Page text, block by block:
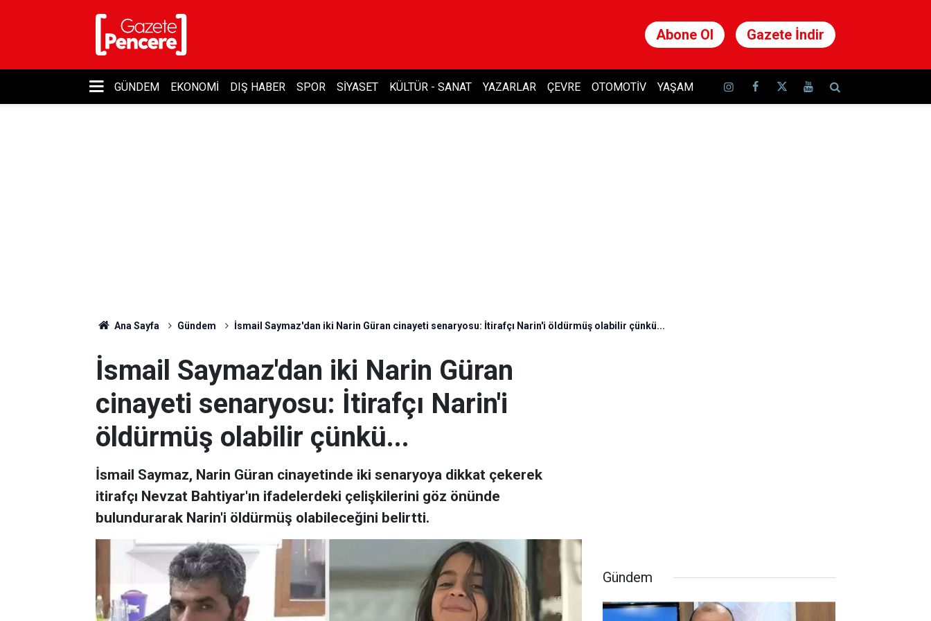
Abone Ol Gazete İndir
GÜNDEM EKONOMI DIŞ HABER SPOR SIYASET KÜLTÜR - SANAT YAZARLAR ÇEVRE OTOMOTIV YAŞAM
Ana Sayfa Gündem İsmail Saymaz'dan iki Narin Güran cinayeti senaryosu: İtirafçı Narin'i öldürmüş olabilir çünkü...
İsmail Saymaz'dan iki Narin Güran
cinayeti senaryosu: İtirafçı Narin'i
öldürmüş olabilir çünkü...
İsmail Saymaz, Narin Güran cinayetinde iki senaryoya dikkat çekerek
itirafçı Nevzat Bahtiyar'ın ifadelerdeki çelişkilerini göz önünde
bulundurarak Narin'i öldürmüş olabileceğini belirtti.
Gündem